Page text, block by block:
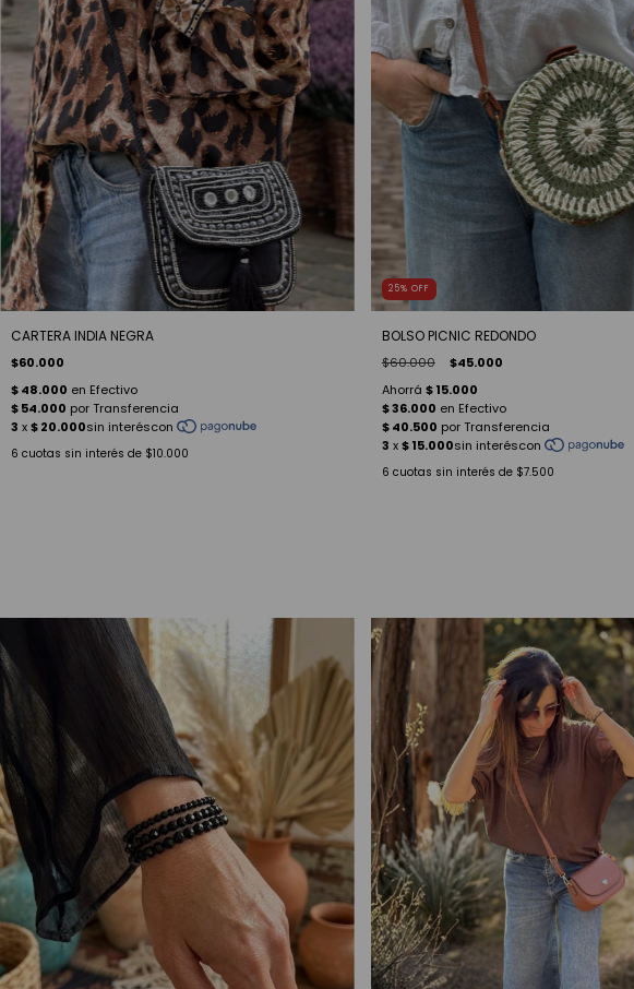
CARTERA INDIA NEGRA
$60.000
6 cuotas sin interés de $10.000
25% OFF
BOLSO PICNIC REDONDO
$60.000 $45.000
6 cuotas sin interés de $7.500